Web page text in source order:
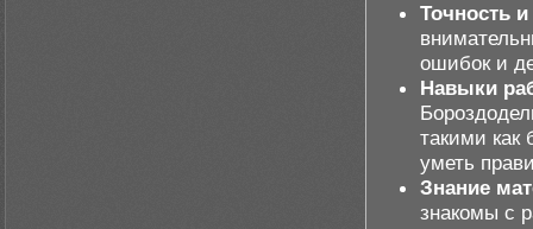
Точность
ошибок и
Навыки
такими как
уметь
Знание
знакомы с